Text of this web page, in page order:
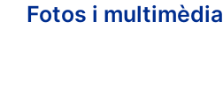
Fotos i multimèdia